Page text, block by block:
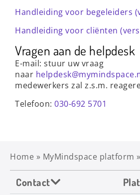
Handleiding voor begeleiders
Handleiding voor cliënten
Vragen aan de helpdesk
E-mail: stuur uw vraag
naar
medewerkers zal z.s.m.
Telefoon: 030-692 5701
Home » MyMindspace platform »
Contact